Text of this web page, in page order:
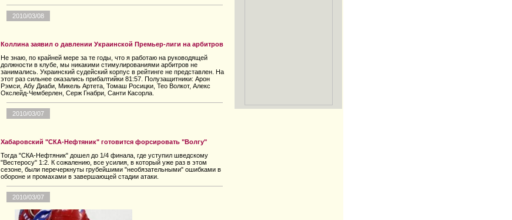
2010/03/08
Коллина заявил о давлении Украинской Премьер-лиги на арбитров
Не знаю, по крайней мере за те годы, что я работаю на руководящей
должности в клубе, мы никакими стимулированиями арбитров не
занимались. Украинский судейский корпус в рейтинге не представлен. На
этот раз сильнее оказались прибалтийки 81:57. Полузащитники: Арон
Рэмси, Абу Диаби, Микель Артета, Томаш Росицки, Тео Волкот, Алекс
Окслейд-Чемберлен, Серж Гнабри, Санти Касорла.
2010/03/07
Хабаровский "СКА-Нефтяник" готовится форсировать "Волгу"
Тогда "СКА-Нефтяник" дошел до 1/4 финала, где уступил шведскому
"Вестеросу" 1:2. К сожалению, все усилия, в который уже раз в этом
сезоне, были перечеркнуты грубейшими "необязательными" ошибками в
обороне и промахами в завершающей стадии атаки.
2010/03/07